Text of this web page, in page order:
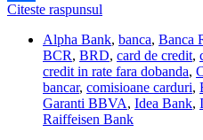
Share
Citeste raspunsul
cardurile
de
credit
cu
cele
mai
Alpha Bank, banca, Banca
BCR, BRD, card de credit,
credit in rate fara dobanda,
bancar, comisioane carduri,
Garanti BBVA, Idea Bank,
Raiffeisen Bank